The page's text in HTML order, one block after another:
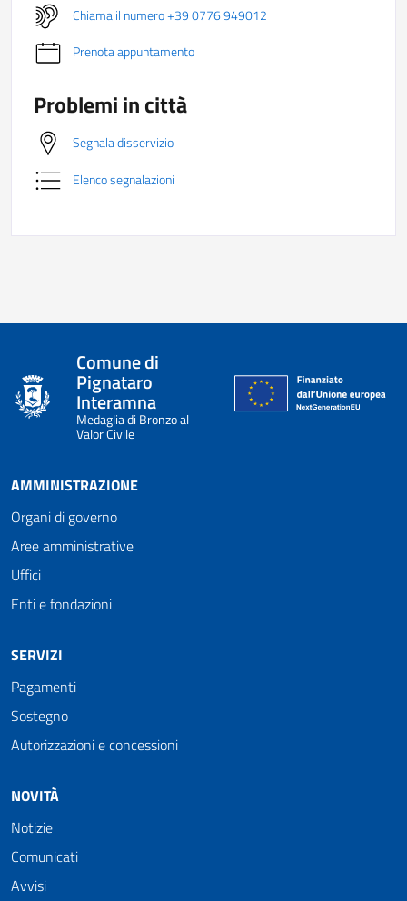
Chiama il numero +39 0776 949012
Prenota appuntamento
Problemi in città
Segnala disservizio
Elenco segnalazioni
Comune di
Pignataro
Interamna
Medaglia di Bronzo al
Valor Civile
AMMINISTRAZIONE
Organi di governo
Aree amministrative
Uffici
Enti e fondazioni
SERVIZI
Pagamenti
Sostegno
Autorizzazioni e concessioni
NOVITÀ
Notizie
Comunicati
Avvisi